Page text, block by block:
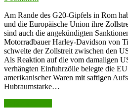
Am Rande des G20-Gipfels in Rom
und die Europäische Union ihre
sind auch die angekündigten
Motorradbauer Harley-Davidson von
schwelte der Zollstreit zwischen den
Als Reaktion auf die vom damaligen
verhängten Einfuhrzölle belegte die
amerikanischer Waren mit saftigen
Hubraumstarke…